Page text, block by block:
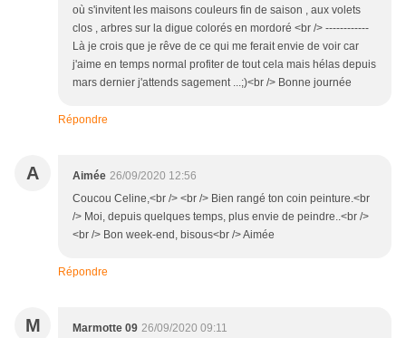
où s'invitent les maisons couleurs fin de saison , aux volets
clos , arbres sur la digue colorés en mordoré <br /> ------------
Là je crois que je rêve de ce qui me ferait envie de voir car
j'aime en temps normal profiter de tout cela mais hélas depuis
mars dernier j'attends sagement ...;)<br /> Bonne journée
Répondre
A Aimée 26/09/2020 12:56
Coucou Celine,<br /> <br /> Bien rangé ton coin peinture.<br
/> Moi, depuis quelques temps, plus envie de peindre..<br />
<br /> Bon week-end, bisous<br /> Aimée
Répondre
M Marmotte 09 26/09/2020 09:11